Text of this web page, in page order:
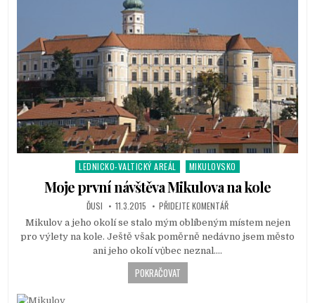
P
s
e
d
LEDNICKO-VALTICKÝ AREÁL MIKULOVSKO
Moje první návštěva Mikulova na kole
ĎUSI 11.3.2015 PŘIDEJTE KOMENTÁŘ
Mikulov a jeho okolí se stalo mým oblíbeným místem nejen
pro výlety na kole. Ještě však poměrně nedávno jsem město
ani jeho okolí vůbec neznal….
POKRAČOVAT